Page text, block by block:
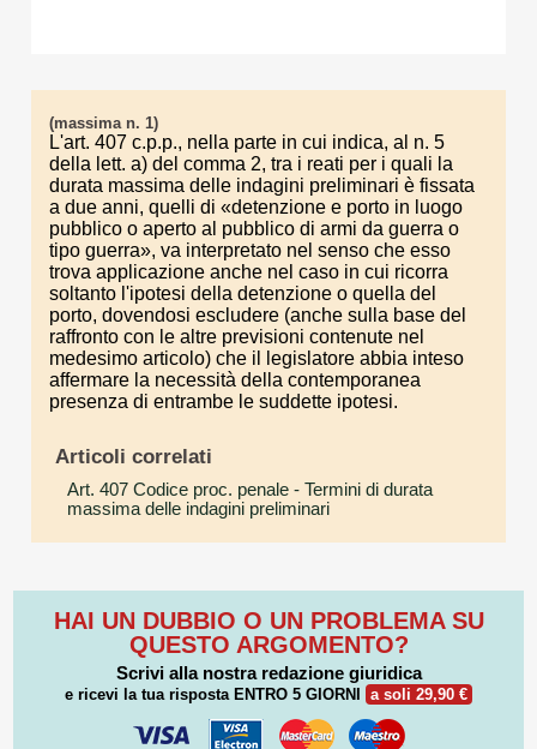
(massima n. 1)
L'art. 407 c.p.p., nella parte in cui indica, al n. 5
della lett. a) del comma 2, tra i reati per i quali la
durata massima delle indagini preliminari è fissata
a due anni, quelli di «detenzione e porto in luogo
pubblico o aperto al pubblico di armi da guerra o
tipo guerra», va interpretato nel senso che esso
trova applicazione anche nel caso in cui ricorra
soltanto l'ipotesi della detenzione o quella del
porto, dovendosi escludere (anche sulla base del
raffronto con le altre previsioni contenute nel
medesimo articolo) che il legislatore abbia inteso
affermare la necessità della contemporanea
presenza di entrambe le suddette ipotesi.
Articoli correlati
Art. 407 Codice proc. penale - Termini di durata
massima delle indagini preliminari
HAI UN DUBBIO O UN PROBLEMA SU
QUESTO ARGOMENTO?
Scrivi alla nostra redazione giuridica
e ricevi la tua risposta ENTRO 5 GIORNI a soli 29,90 €